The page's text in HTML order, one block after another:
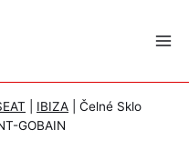
IBIZA
Čelné Sklo
GOBAIN